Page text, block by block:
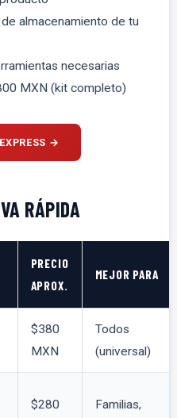
almacenamiento de tu
necesarias
MXN (kit completo)
→
RÁPIDA
PRECIO
APROX.
MEJOR PARA
$380
MXN
Todos
(universal)
$280
Familias,